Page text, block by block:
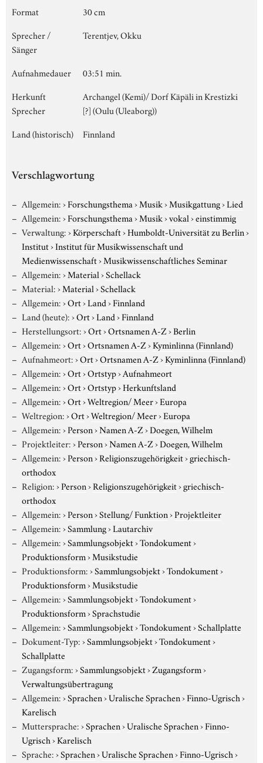
Format
30 cm
Sprecher /
Sänger
Terentjev, Okku
Aufnahmedauer
03:51 min.
Herkunft
Sprecher
Archangel (Kemi)/ Dorf Käpäli in Krestizki
[?] (Oulu (Uleaborg))
Land (historisch)
Finnland
Verschlagwortung
Allgemein:›Forschungsthema›Musik›Musikgattung›Lied
Allgemein:›Forschungsthema›Musik›vokal›einstimmig
Verwaltung:›Körperschaft›Humboldt-Universität zu Berlin›
Institut›Institut für Musikwissenschaft und
Medienwissenschaft›Musikwissenschaftliches Seminar
Allgemein:›Material›Schellack
Material:›Material›Schellack
Allgemein:›Ort›Land›Finnland
Land (heute):›Ort›Land›Finnland
Herstellungsort:›Ort›Ortsnamen A-Z›Berlin
Allgemein:›Ort›Ortsnamen A-Z›Kyminlinna (Finnland)
Aufnahmeort:›Ort›Ortsnamen A-Z›Kyminlinna (Finnland)
Allgemein:›Ort›Ortstyp›Aufnahmeort
Allgemein:›Ort›Ortstyp›Herkunftsland
Allgemein:›Ort›Weltregion/ Meer›Europa
Weltregion:›Ort›Weltregion/ Meer›Europa
Allgemein:›Person›Namen A-Z›Doegen, Wilhelm
Projektleiter:›Person›Namen A-Z›Doegen, Wilhelm
Allgemein:›Person›Religionszugehörigkeit›griechisch-
orthodox
Religion:›Person›Religionszugehörigkeit›griechisch-
orthodox
Allgemein:›Person›Stellung/ Funktion›Projektleiter
Allgemein:›Sammlung›Lautarchiv
Allgemein:›Sammlungsobjekt›Tondokument›
Produktionsform›Musikstudie
Produktionsform:›Sammlungsobjekt›Tondokument›
Produktionsform›Musikstudie
Allgemein:›Sammlungsobjekt›Tondokument›
Produktionsform›Sprachstudie
Allgemein:›Sammlungsobjekt›Tondokument›Schallplatte
Dokument-Typ:›Sammlungsobjekt›Tondokument›
Schallplatte
Zugangsform:›Sammlungsobjekt›Zugangsform›
Verwaltungsübertragung
Allgemein:›Sprachen›Uralische Sprachen›Finno-Ugrisch›
Karelisch
Muttersprache:›Sprachen›Uralische Sprachen›Finno-
Ugrisch›Karelisch
Sprache:›Sprachen›Uralische Sprachen›Finno-Ugrisch›